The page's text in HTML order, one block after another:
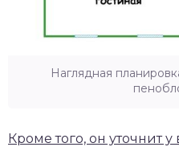
Наглядная
Кроме того, он уточнит